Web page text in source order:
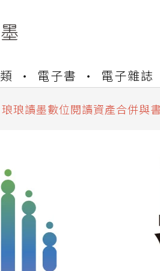
電子書 電子雜誌
琅琅書店服務升級重要說明及
琅琅讀墨數位閱讀資產合併與
琅琅讀墨 3 分鐘完成書櫃開
琅琅書店服務升級重要說明及
因 Readmoo 讀墨系統維護中